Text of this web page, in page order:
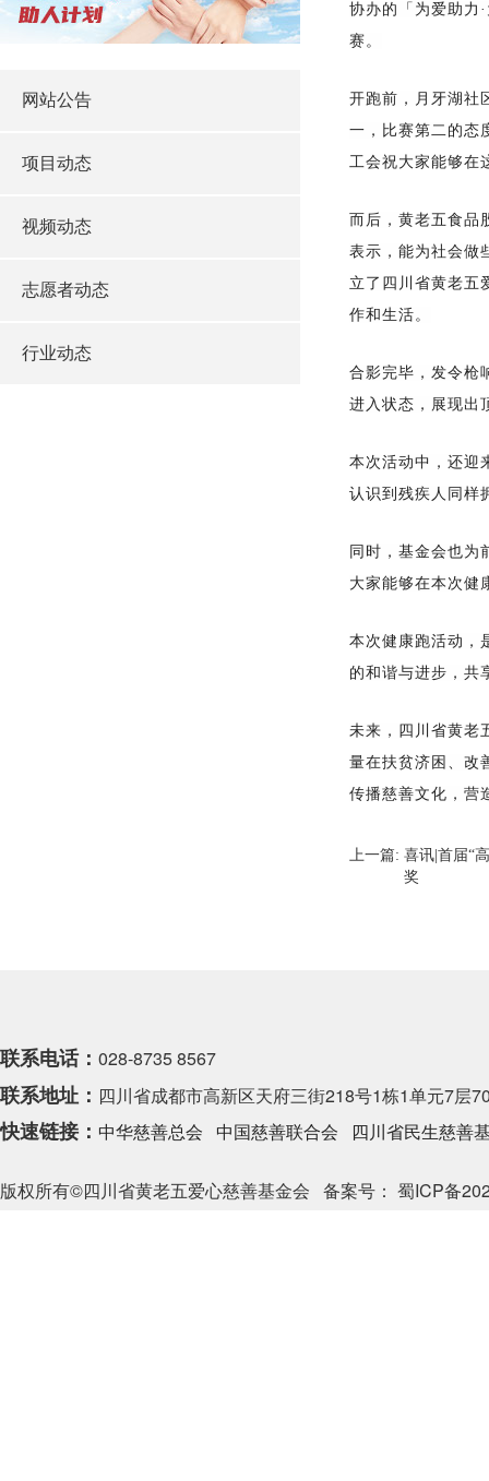
网站公告
项目动态
视频动态
志愿者动态
行业动态
协办的「为爱助力
赛。
开跑前，月牙湖社
一，比赛第二的态
工会祝大家能够在
而后，黄老五食品
表示，能为社会做
立了四川省黄老五
作和生活。
合影完毕，发令枪
进入状态 ， 展现出
本次活动中，还迎
认识到残疾人同样
同时，基金会也为
大家能够在本次健
本次健康跑活动，
的和谐与进步，共
未来，四川省黄老
量在扶贫济困、改
传播慈善文化，营
上一篇: 喜讯|首届“
奖
联系电话： 028-8735 8567
联系地址： 四川省成都市高新区天府三街218号1栋1单元7层
快速链接： 中华慈善总会 中国慈善联合会 四川省民生慈善
版权所有©四川省黄老五爱心慈善基金会 备案号： 蜀ICP备